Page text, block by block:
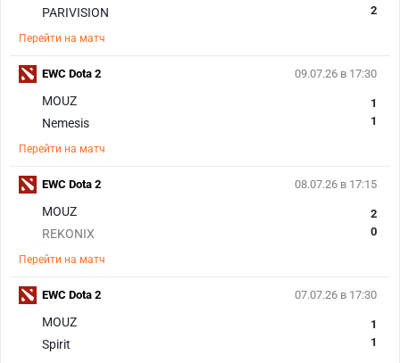
PARIVISION
2
Перейти на матч
09.07.26 в 17:30
MOUZ
Nemesis
1
1
Перейти на матч
EWC Dota 2
08.07.26 в 17:15
MOUZ
REKONIX
2
0
Перейти на матч
EWC Dota 2
07.07.26 в 17:30
MOUZ
Spirit
1
1
EWC Dota 2